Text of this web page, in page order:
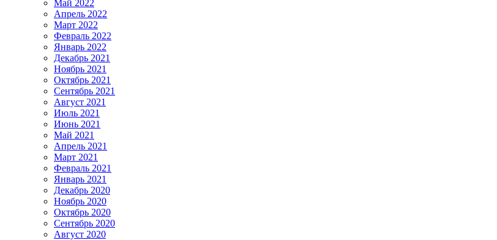
Май 2022
Апрель 2022
Март 2022
Февраль 2022
Январь 2022
Декабрь 2021
Ноябрь 2021
Октябрь 2021
Сентябрь 2021
Август 2021
Июль 2021
Июнь 2021
Май 2021
Апрель 2021
Март 2021
Февраль 2021
Январь 2021
Декабрь 2020
Ноябрь 2020
Октябрь 2020
Сентябрь 2020
Август 2020